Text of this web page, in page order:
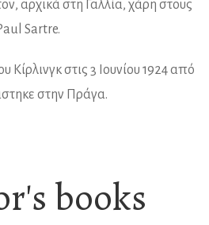
αρχικά στη Γαλλία, χάρη στους
Sartre.
Κίρλινγκ στις 3 Ιουνίου 1924 από
στην Πράγα.
books